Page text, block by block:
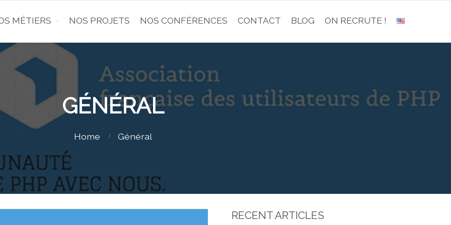
MÉTIERS NOS PROJETS NOS CONFÉRENCES CONTACT BLOG ON RECRUTE !
GÉNÉRAL
Home Général
RECENT ARTICLES